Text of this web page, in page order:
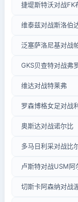
捷堤斯特沃对战FK
维泰兹对战斯洛伯
泛塞萨洛尼基对战
GKS贝查特对战弗
维达对战特莱弗
罗森博格女足对战
奥斯达对战诺尔比
多马日利采对战比
卢斯特对战USM阿
切斯卡阿森纳对战